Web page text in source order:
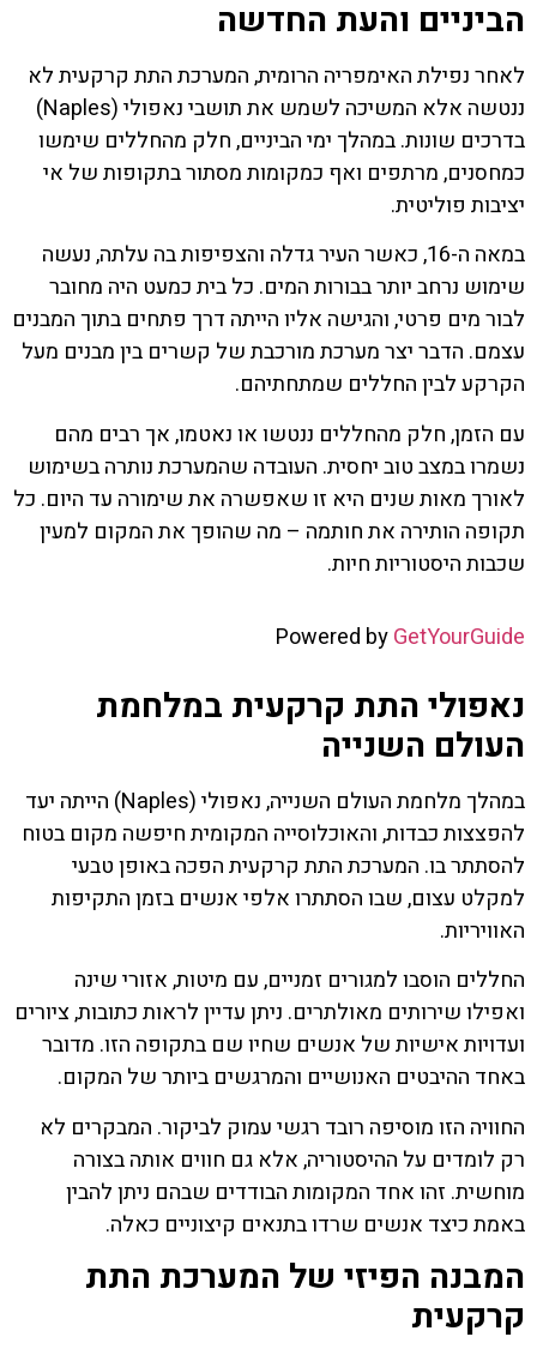
הביניים והעת החדשה
לאחר נפילת האימפריה הרומית, המערכת התת קרקעית לא
ננטשה אלא המשיכה לשמש את תושבי נאפולי (Naples)
בדרכים שונות. במהלך ימי הביניים, חלק מהחללים שימשו
כמחסנים, מרתפים ואף כמקומות מסתור בתקופות של אי
יציבות פוליטית.
במאה ה-16, כאשר העיר גדלה והצפיפות בה עלתה, נעשה
שימוש נרחב יותר בבורות המים. כל בית כמעט היה מחובר
לבור מים פרטי, והגישה אליו הייתה דרך פתחים בתוך המבנים
עצמם. הדבר יצר מערכת מורכבת של קשרים בין מבנים מעל
הקרקע לבין החללים שמתחתיהם.
עם הזמן, חלק מהחללים ננטשו או נאטמו, אך רבים מהם
נשמרו במצב טוב יחסית. העובדה שהמערכת נותרה בשימוש
לאורך מאות שנים היא זו שאפשרה את שימורה עד היום. כל
תקופה הותירה את חותמה – מה שהופך את המקום למעין
שכבות היסטוריות חיות.
Powered byGetYourGuide
נאפולי התת קרקעית במלחמת
העולם השנייה
במהלך מלחמת העולם השנייה, נאפולי (Naples) הייתה יעד
להפצצות כבדות, והאוכלוסייה המקומית חיפשה מקום בטוח
להסתתר בו. המערכת התת קרקעית הפכה באופן טבעי
למקלט עצום, שבו הסתתרו אלפי אנשים בזמן התקיפות
האוויריות.
החללים הוסבו למגורים זמניים, עם מיטות, אזורי שינה
ואפילו שירותים מאולתרים. ניתן עדיין לראות כתובות, ציורים
ועדויות אישיות של אנשים שחיו שם בתקופה הזו. מדובר
באחד ההיבטים האנושיים והמרגשים ביותר של המקום.
החוויה הזו מוסיפה רובד רגשי עמוק לביקור. המבקרים לא
רק לומדים על ההיסטוריה, אלא גם חווים אותה בצורה
מוחשית. זהו אחד המקומות הבודדים שבהם ניתן להבין
באמת כיצד אנשים שרדו בתנאים קיצוניים כאלה.
המבנה הפיזי של המערכת התת
קרקעית